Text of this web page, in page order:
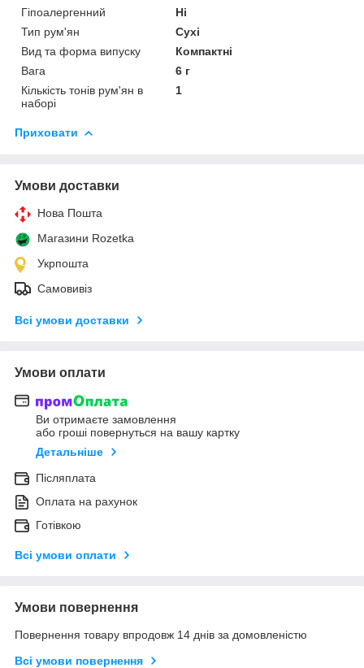
Гіпоалергенний
Ні
Тип рум'ян
Сухі
Вид та форма випуску
Компактні
Вага
6 г
Кількість тонів рум'ян в
наборі
1
Приховати
Умови доставки
Нова Пошта
Магазини Rozetka
Укрпошта
Самовивіз
Всі умови доставки
Умови оплати
Ви отримаєте замовлення
або гроші повернуться на вашу картку
Детальніше
Післяплата
Оплата на рахунок
Готівкою
Всі умови оплати
Умови повернення
Повернення товару впродовж 14 днів за домовленістю
Всі умови повернення